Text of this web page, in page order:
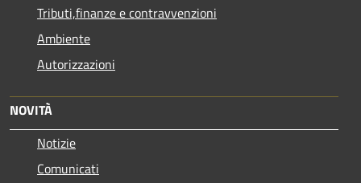
Tributi,finanze e contravvenzioni
Ambiente
Autorizzazioni
NOVITÀ
Notizie
Comunicati